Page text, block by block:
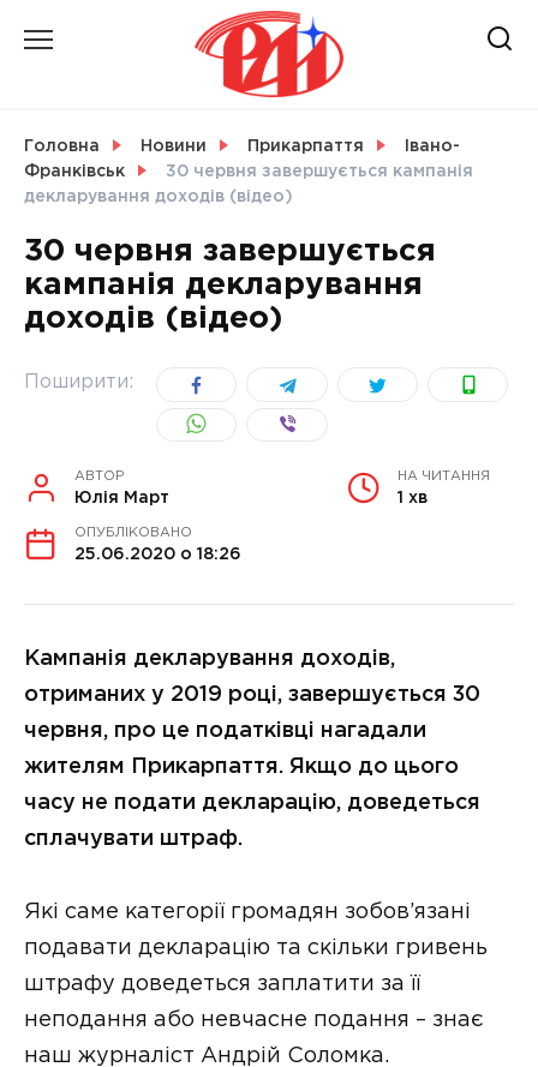
СВІТ
УКРАЇНА
Головна Новини Прикарпаття
Івано-
Франківськ
30 червня завершується кампанія
декларування доходів (відео)
30 червня завершується
кампанія декларування
доходів (відео)
Поширити:
АВТОР
Юлія Март
НА ЧИТАННЯ
1 хв
ОПУБЛІКОВАНО
25.06.2020 о 18:26
Кампанія декларування доходів,
отриманих у 2019 році, завершується 30
червня, про це податківці нагадали
жителям Прикарпаття. Якщо до цього
часу не подати декларацію, доведеться
сплачувати штраф.
Які саме категорії громадян зобов’язані
подавати декларацію та скільки гривень
штрафу доведеться заплатити за її
неподання або невчасне подання – знає
наш журналіст Андрій Соломка.